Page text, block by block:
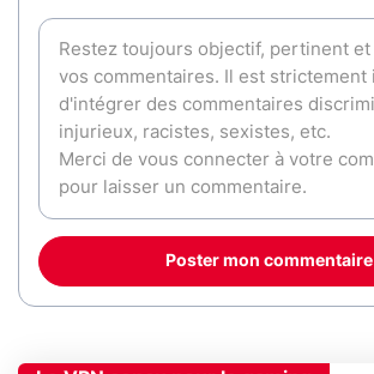
Poster mon commentaire